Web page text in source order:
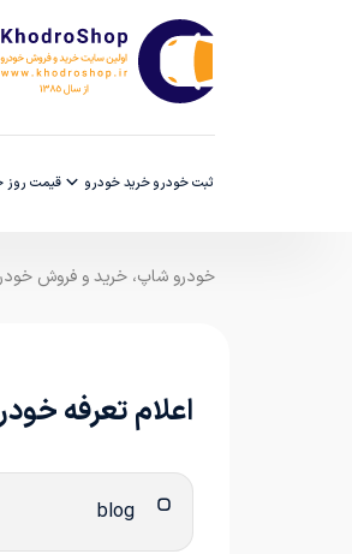
ثبت خودروخرید خودرو قیمت روز
خودرو شاپ، خرید و فروش خودرو اقساطی مدل ۹۰
اعلام تعرفه